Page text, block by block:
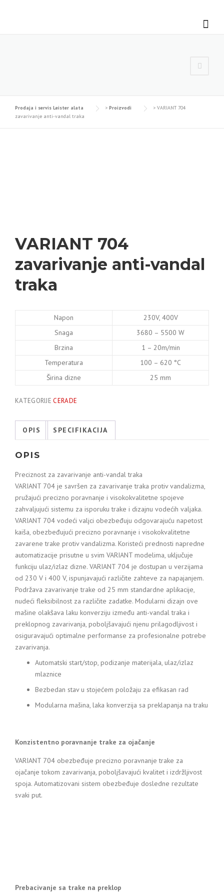
Prodaja i servis Leister alata > Proizvodi > VARIANT 704
zavarivanje anti-vandal traka
VARIANT 704
zavarivanje anti-vandal
traka
Napon
230V, 400V
Snaga
3680 – 5500 W
Brzina
1 – 20m/min
Temperatura
100 – 620 °C
Širina dizne
25 mm
KATEGORIJECERADE
OPIS SPECIFIKACIJA
OPIS
Preciznost za zavarivanje anti-vandal traka
VARIANT 704 je savršen za zavarivanje traka protiv vandalizma,
pružajući precizno poravnanje i visokokvalitetne spojeve
zahvaljujući sistemu za isporuku trake i dizajnu vodećih valjaka.
VARIANT 704 vodeći valjci obezbeđuju odgovarajuću napetost
kaiša, obezbeđujući precizno poravnanje i visokokvalitetne
zavarene trake protiv vandalizma. Koristeći prednosti napredne
automatizacije prisutne u svim VARIANT modelima, uključuje
funkciju ulaz/izlaz dizne. VARIANT 704 je dostupan u verzijama
od 230 V i 400 V, ispunjavajući različite zahteve za napajanjem.
Podržava zavarivanje trake od 25 mm standardne aplikacije,
nudeći fleksibilnost za različite zadatke. Modularni dizajn ove
mašine olakšava laku konverziju između anti-vandal traka i
preklopnog zavarivanja, poboljšavajući njenu prilagodljivost i
osiguravajući optimalne performanse za profesionalne potrebe
zavarivanja.
Automatski start/stop, podizanje materijala, ulaz/izlaz
mlaznice
Bezbedan stav u stojećem položaju za efikasan rad
Modularna mašina, laka konverzija sa preklapanja na traku
Konzistentno poravnanje trake za ojačanje
VARIANT 704 obezbeđuje precizno poravnanje trake za
ojačanje tokom zavarivanja, poboljšavajući kvalitet i izdržljivost
spoja. Automatizovani sistem obezbeđuje dosledne rezultate
svaki put.
Prebacivanje sa trake na preklop